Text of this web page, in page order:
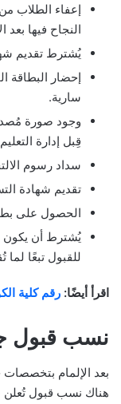
إعفاء الطلاب
النجاح فيها بعد
يُشترط تقديم
إحضار البطاقة
سارية.
وجود صورة
قِبل إدارة
سداد رسوم
تقديم شهادة
الحصول على
يُشترط أن يكون
للقبول تبعًا لما
اقرأ أيضًا: رقم كلية
نسب قبول
بعد الإلمام
هناك نسب قبول تُعلن